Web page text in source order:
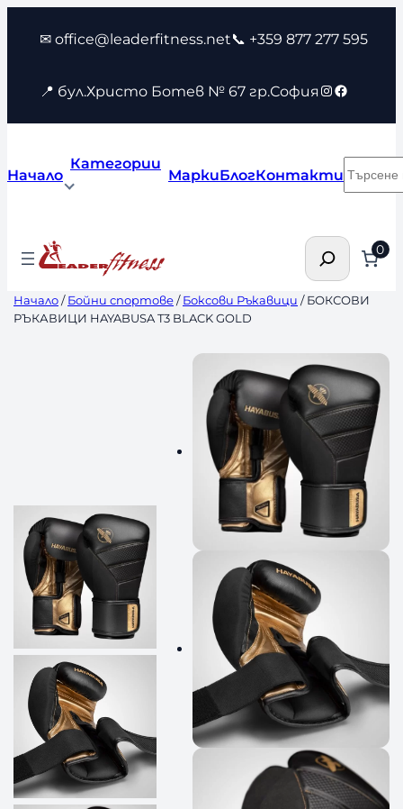
съдържанието
✉ office@leaderfitness.net📞 +359 877 277 595
📍 бул.Христо Ботев № 67 гр.София Instagram
Facebook
Начало
Категории
МаркиБлогКонтакти
Търсене 0
Начало/Бойни спортове/Боксови Ръкавици / БОКСОВИ
РЪКАВИЦИ HAYABUSA T3 BLACK GOLD